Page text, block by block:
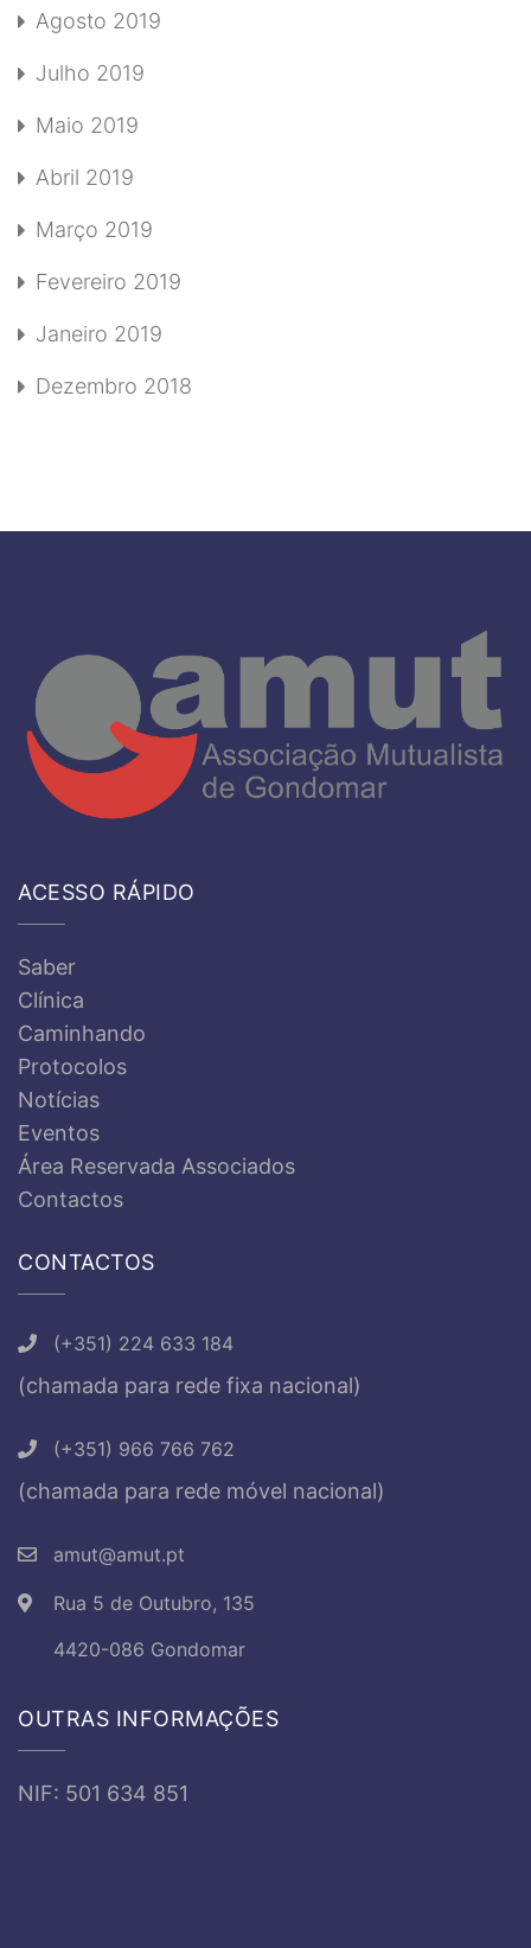
Agosto 2019
Julho 2019
Maio 2019
Abril 2019
Março 2019
Fevereiro 2019
Janeiro 2019
Dezembro 2018
ACESSO RÁPIDO
Saber
Clínica
Caminhando
Protocolos
Notícias
Eventos
Área Reservada Associados
Contactos
CONTACTOS
(+351) 224 633 184
(chamada para rede fixa nacional)
(+351) 966 766 762
(chamada para rede móvel nacional)
amut@amut.pt
Rua 5 de Outubro, 135
4420-086 Gondomar
OUTRAS INFORMAÇÕES
NIF: 501 634 851